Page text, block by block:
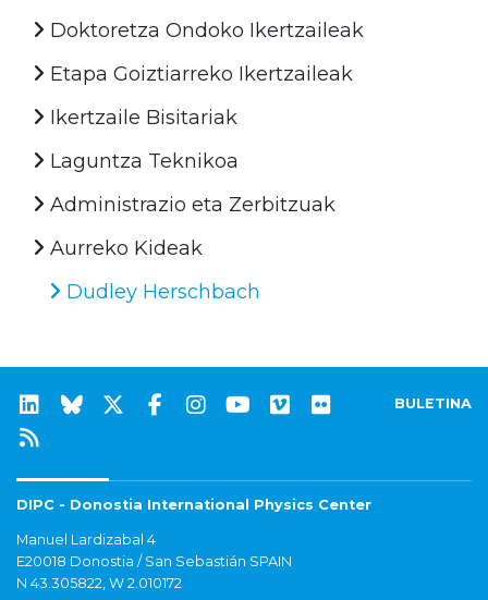
Doktoretza Ondoko Ikertzaileak
Etapa Goiztiarreko Ikertzaileak
Ikertzaile Bisitariak
Laguntza Teknikoa
Administrazio eta Zerbitzuak
Aurreko Kideak
Dudley Herschbach
BULETINA
DIPC - Donostia International Physics Center
Manuel Lardizabal 4
E20018 Donostia / San Sebastián SPAIN
N 43.305822, W 2.010172